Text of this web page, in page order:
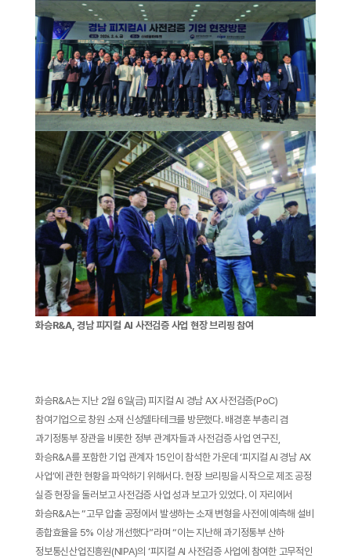
화승R&A, 경남 피지컬 AI 사전검증 사업 현장 브리핑 참여
화승R&A는 지난 2월 6일(금) 피지컬 AI 경남 AX 사전검증(PoC)
참여기업으로 창원 소재 신성델타테크를 방문했다. 배경훈 부총리 겸
과기정통부 장관을 비롯한 정부 관계자들과 사전검증 사업 연구진,
화승R&A를 포함한 기업 관계자 15인이 참석한 가운데 ‘피지컬 AI 경남 AX
사업’에 관한 현황을 파악하기 위해서다. 현장 브리핑을 시작으로 제조 공정
실증 현장을 둘러보고 사전검증 사업 성과 보고가 있었다. 이 자리에서
화승R&A는 “고무 압출 공정에서 발생하는 소재 변형을 사전에 예측해 설비
종합효율을 5% 이상 개선했다”라며 “이는 지난해 과기정통부 산하
정보통신산업진흥원(NIPA)의 ‘피지컬 AI 사전검증 사업에 참여한 고무적인